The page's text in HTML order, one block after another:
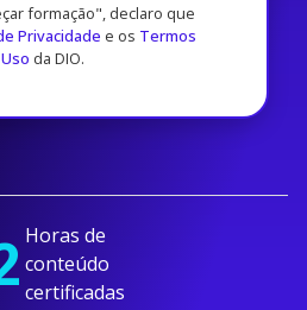
formação", declaro que
Privacidade e os Termos
da DIO.
Horas de
conteúdo
certificadas